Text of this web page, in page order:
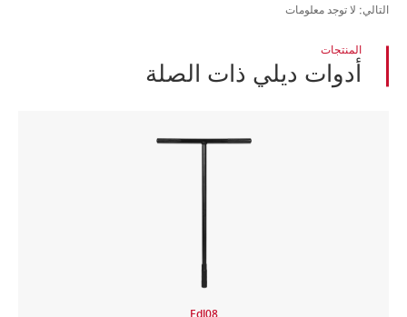
التالي: لا توجد معلومات
المنتجات
أدوات ديلي ذات الصلة
Edl08